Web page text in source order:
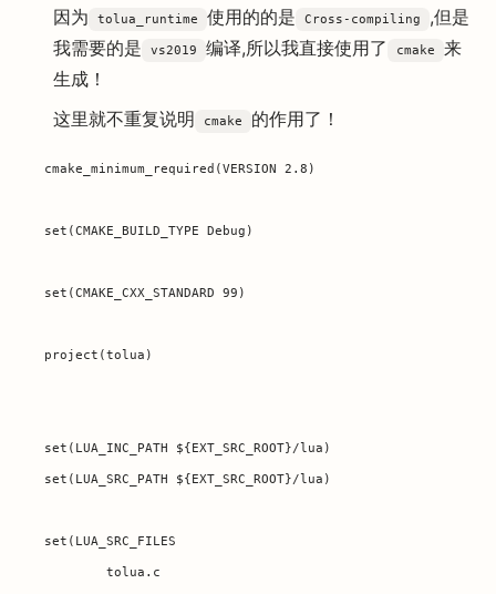
因为
tolua_runtime 使用的的是 Cross-compiling
,但是
我需要的是
vs2019 编译,所以我直接使用了 cmake
来
生成！
这里就不重复说明
cmake 的作用了！
cmake_minimum_required(VERSION 2.8)
set(CMAKE_BUILD_TYPE Debug)
set(CMAKE_CXX_STANDARD 99)
project(tolua)
set(LUA_INC_PATH ${EXT_SRC_ROOT}/lua)
set(LUA_SRC_PATH ${EXT_SRC_ROOT}/lua)
set(LUA_SRC_FILES